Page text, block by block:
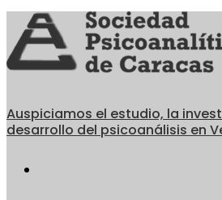
Auspiciamos el estudio, la
desarrollo del psicoanálisis en